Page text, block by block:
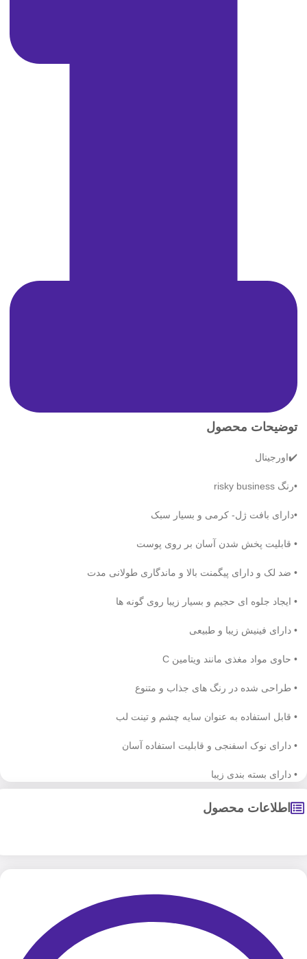
توضیحات محصول
✔️اورجینال
•رنگ risky business
•دارای بافت ژل- کرمی و بسیار سبک
• قابلیت پخش شدن آسان بر روی پوست
• ضد لک و دارای پیگمنت بالا و ماندگاری طولانی مدت
• ایجاد جلوه ای حجیم و بسیار زیبا روی گونه ها
• دارای فینیش زیبا و طبیعی
• حاوی مواد مغذی مانند ویتامین C
• طراحی شده در رنگ های جذاب و متنوع
• قابل استفاده به عنوان سایه چشم و تینت لب
• دارای نوک اسفنجی و قابلیت استفاده آسان
• دارای بسته بندی زیبا
اطلاعات محصول